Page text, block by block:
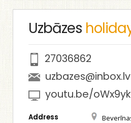
Uzbāzes
27036862
uzbazes@inbox.lv
youtu.be/
Address